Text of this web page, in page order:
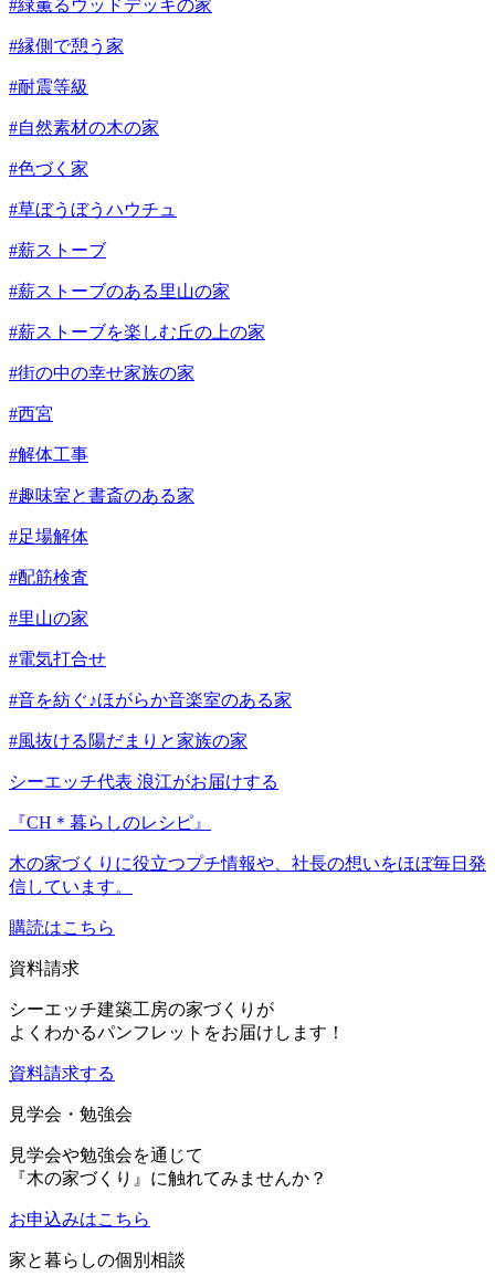
#緑薫るウッドデッキの家
#縁側で憩う家
#耐震等級
#自然素材の木の家
#色づく家
#草ぼうぼうハウチュ
#薪ストーブ
#薪ストーブのある里山の家
#薪ストーブを楽しむ丘の上の家
#街の中の幸せ家族の家
#西宮
#解体工事
#趣味室と書斎のある家
#足場解体
#配筋検査
#里山の家
#電気打合せ
#音を紡ぐ♪ほがらか音楽室のある家
#風抜ける陽だまりと家族の家
シーエッチ代表 浪江がお届けする
『CH＊暮らしのレシピ』
木の家づくりに役立つプチ情報や、社長の想いをほぼ毎日発
信しています。
購読はこちら
資料請求
シーエッチ建築工房の家づくりが
よくわかるパンフレットをお届けします！
資料請求する
見学会・勉強会
見学会や勉強会を通じて
『木の家づくり』に触れてみませんか？
お申込みはこちら
家と暮らしの個別相談